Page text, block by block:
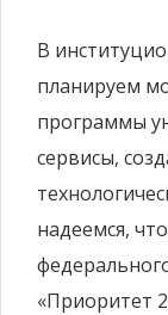
В
планируем
программы
сервисы,
надеемся,
«Приоритет